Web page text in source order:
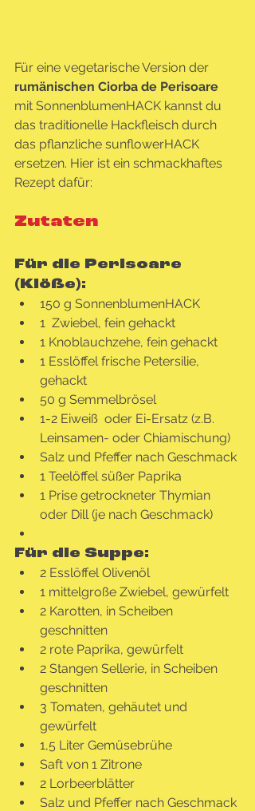
Für eine vegetarische Version der
rumänischen Ciorba de Perisoare
mit SonnenblumenHACK kannst du
das traditionelle Hackfleisch durch
das pflanzliche sunflowerHACK
ersetzen. Hier ist ein schmackhaftes
Rezept dafür:
Zutaten
Für die Perisoare
(Klöße):
150 g SonnenblumenHACK
1  Zwiebel, fein gehackt
1 Knoblauchzehe, fein gehackt
1 Esslöffel frische Petersilie,
gehackt
50 g Semmelbrösel
1-2 Eiweiß  oder Ei-Ersatz (z.B.
Leinsamen- oder Chiamischung)
Salz und Pfeffer nach Geschmack
1 Teelöffel süßer Paprika
1 Prise getrockneter Thymian
oder Dill (je nach Geschmack)
Für die Suppe:
2 Esslöffel Olivenöl
1 mittelgroße Zwiebel, gewürfelt
2 Karotten, in Scheiben
geschnitten
2 rote Paprika, gewürfelt
2 Stangen Sellerie, in Scheiben
geschnitten
3 Tomaten, gehäutet und
gewürfelt
1,5 Liter Gemüsebrühe
Saft von 1 Zitrone
2 Lorbeerblätter
Salz und Pfeffer nach Geschmack